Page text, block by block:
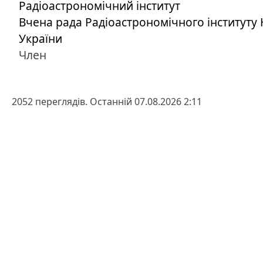
Радіоастрономічний інститут
Вчена рада Радіоастрономічного
України
Член
2052 переглядів. Останній 07.08.2026 2:11